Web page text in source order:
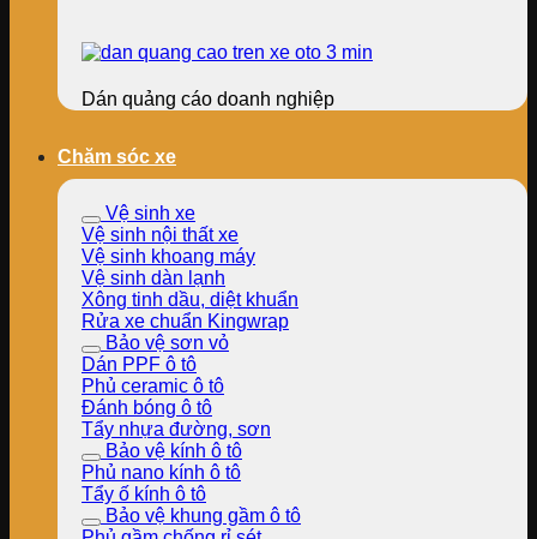
Dán quảng cáo doanh nghiệp
Chăm sóc xe
Vệ sinh xe
Vệ sinh nội thất xe
Vệ sinh khoang máy
Vệ sinh dàn lạnh
Xông tinh dầu, diệt khuẩn
Rửa xe chuẩn Kingwrap
Bảo vệ sơn vỏ
Dán PPF ô tô
Phủ ceramic ô tô
Đánh bóng ô tô
Tẩy nhựa đường, sơn
Bảo vệ kính ô tô
Phủ nano kính ô tô
Tẩy ố kính ô tô
Bảo vệ khung gầm ô tô